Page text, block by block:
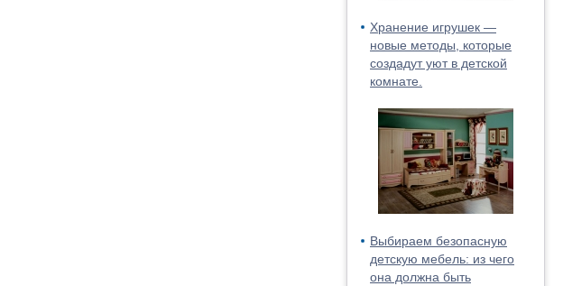
Хранение игрушек —
новые методы, которые
создадут уют в детской
комнате.
Выбираем безопасную
детскую мебель: из чего
она должна быть